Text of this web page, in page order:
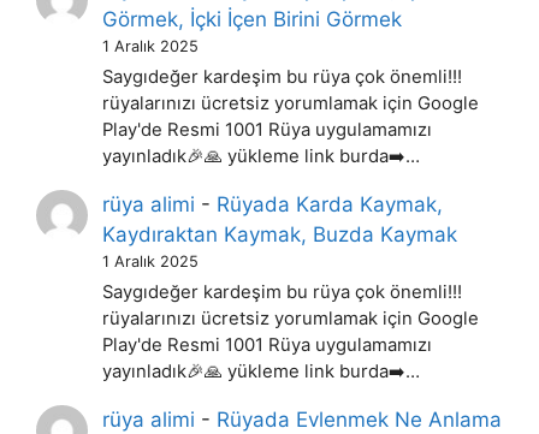
Görmek, İçki İçen Birini Görmek
1 Aralık 2025
Saygıdeğer kardeşim bu rüya çok önemli!!!
rüyalarınızı ücretsiz yorumlamak için Google
Play'de Resmi 1001 Rüya uygulamamızı
yayınladık🎉🙏 yükleme link burda➡️…
rüya alimi - Rüyada Karda Kaymak,
Kaydıraktan Kaymak, Buzda Kaymak
1 Aralık 2025
Saygıdeğer kardeşim bu rüya çok önemli!!!
rüyalarınızı ücretsiz yorumlamak için Google
Play'de Resmi 1001 Rüya uygulamamızı
yayınladık🎉🙏 yükleme link burda➡️…
rüya alimi - Rüyada Evlenmek Ne Anlama